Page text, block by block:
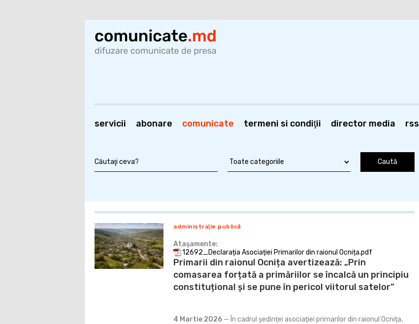
servicii abonare comunicate termeni si condiţii director media rss
administraţie publică
Primarii din raionul Ocnița avertizează: „Prin
comasarea forțată a primăriilor se încalcă un principiu
constituțional și se pune în pericol viitorul satelor”
4 Martie 2026 — În cadrul ședinței asociației primarilor din raionul Ocnița,
Ataşamente:
12692_Declarația Asociației Primarilor din raionul Ocnița.pdf